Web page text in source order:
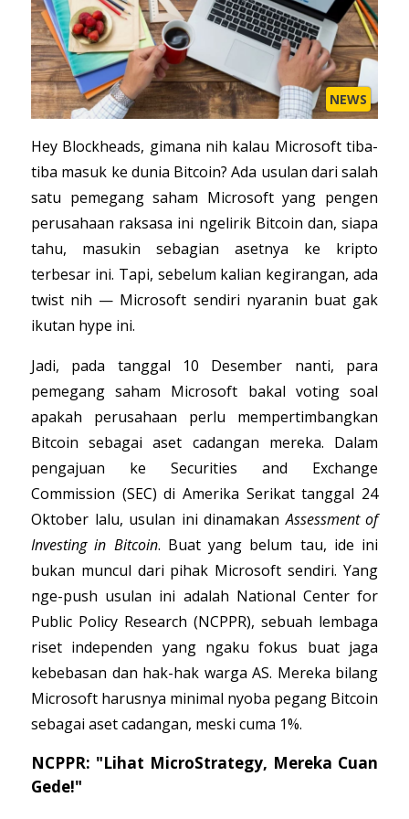
NEWS
Hey Blockheads, gimana nih kalau Microsoft tiba-
tiba masuk ke dunia Bitcoin? Ada usulan dari salah
satu pemegang saham Microsoft yang pengen
perusahaan raksasa ini ngelirik Bitcoin dan, siapa
tahu, masukin sebagian asetnya ke kripto
terbesar ini. Tapi, sebelum kalian kegirangan, ada
twist nih — Microsoft sendiri nyaranin buat gak
ikutan hype ini.
Jadi, pada tanggal 10 Desember nanti, para
pemegang saham Microsoft bakal voting soal
apakah perusahaan perlu mempertimbangkan
Bitcoin sebagai aset cadangan mereka. Dalam
pengajuan ke Securities and Exchange
Commission (SEC) di Amerika Serikat tanggal 24
Oktober lalu, usulan ini dinamakanAssessment of
Investing in Bitcoin. Buat yang belum tau, ide ini
bukan muncul dari pihak Microsoft sendiri. Yang
nge-push usulan ini adalah National Center for
Public Policy Research (NCPPR), sebuah lembaga
riset independen yang ngaku fokus buat jaga
kebebasan dan hak-hak warga AS. Mereka bilang
Microsoft harusnya minimal nyoba pegang Bitcoin
sebagai aset cadangan, meski cuma 1%.
NCPPR: "Lihat MicroStrategy, Mereka Cuan
Gede!"